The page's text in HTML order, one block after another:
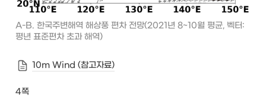
A-B. 한국주변해역 해상풍 편차 전망(2021년 8~10월 평균, 벡터:
평년 표준편차 초과 해역)
10m Wind (참고자료)
4쪽